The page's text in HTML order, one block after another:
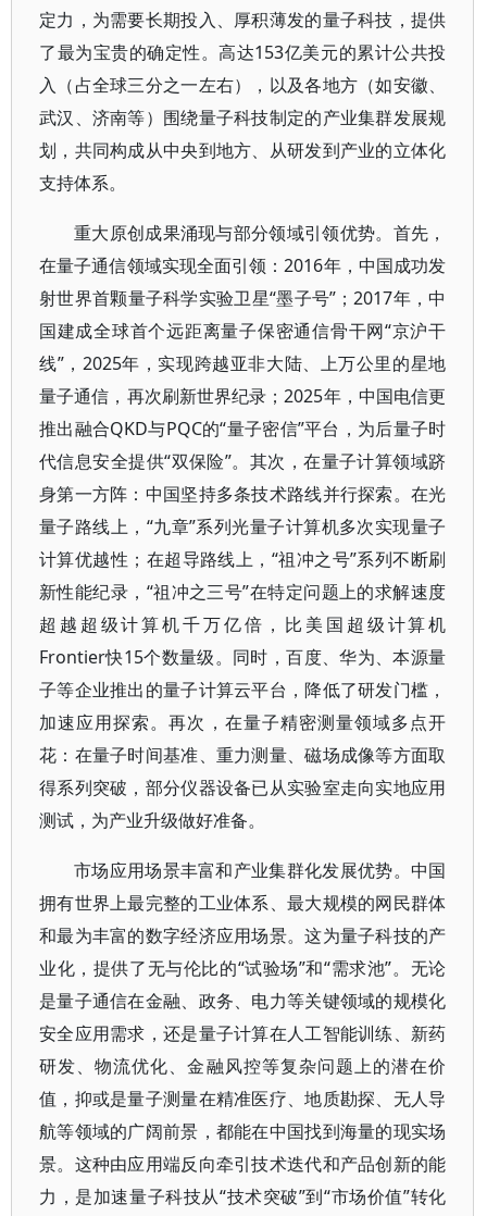
定力，为需要长期投入、厚积薄发的量子科技，提供
了最为宝贵的确定性。高达153亿美元的累计公共投
入（占全球三分之一左右），以及各地方（如安徽、
武汉、济南等）围绕量子科技制定的产业集群发展规
划，共同构成从中央到地方、从研发到产业的立体化
支持体系。
重大原创成果涌现与部分领域引领优势。首先，
在量子通信领域实现全面引领：2016年，中国成功发
射世界首颗量子科学实验卫星“墨子号”；2017年，中
国建成全球首个远距离量子保密通信骨干网“京沪干
线”，2025年，实现跨越亚非大陆、上万公里的星地
量子通信，再次刷新世界纪录；2025年，中国电信更
推出融合QKD与PQC的“量子密信”平台，为后量子时
代信息安全提供“双保险”。其次，在量子计算领域跻
身第一方阵：中国坚持多条技术路线并行探索。在光
量子路线上，“九章”系列光量子计算机多次实现量子
计算优越性；在超导路线上，“祖冲之号”系列不断刷
新性能纪录，“祖冲之三号”在特定问题上的求解速度
超越超级计算机千万亿倍，比美国超级计算机
Frontier快15个数量级。同时，百度、华为、本源量
子等企业推出的量子计算云平台，降低了研发门槛，
加速应用探索。再次，在量子精密测量领域多点开
花：在量子时间基准、重力测量、磁场成像等方面取
得系列突破，部分仪器设备已从实验室走向实地应用
测试，为产业升级做好准备。
市场应用场景丰富和产业集群化发展优势。中国
拥有世界上最完整的工业体系、最大规模的网民群体
和最为丰富的数字经济应用场景。这为量子科技的产
业化，提供了无与伦比的“试验场”和“需求池”。无论
是量子通信在金融、政务、电力等关键领域的规模化
安全应用需求，还是量子计算在人工智能训练、新药
研发、物流优化、金融风控等复杂问题上的潜在价
值，抑或是量子测量在精准医疗、地质勘探、无人导
航等领域的广阔前景，都能在中国找到海量的现实场
景。这种由应用端反向牵引技术迭代和产品创新的能
力，是加速量子科技从“技术突破”到“市场价值”转化